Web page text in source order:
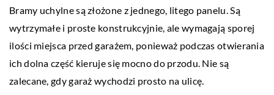
Bramy uchylne są złożone z jednego, litego panelu. Są
wytrzymałe i proste konstrukcyjnie, ale wymagają sporej
ilości miejsca przed garażem, ponieważ podczas otwierania
ich dolna część kieruje się mocno do przodu. Nie są
zalecane, gdy garaż wychodzi prosto na ulicę.